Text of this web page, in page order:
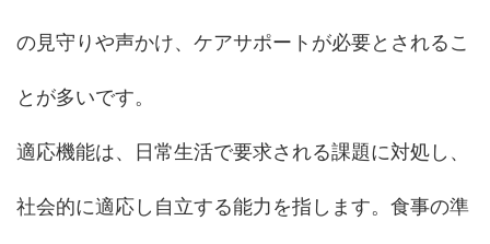
の見守りや声かけ、ケアサポートが必要とされるこ
とが多いです。
適応機能は、日常生活で要求される課題に対処し、
社会的に適応し自立する能力を指します。食事の準